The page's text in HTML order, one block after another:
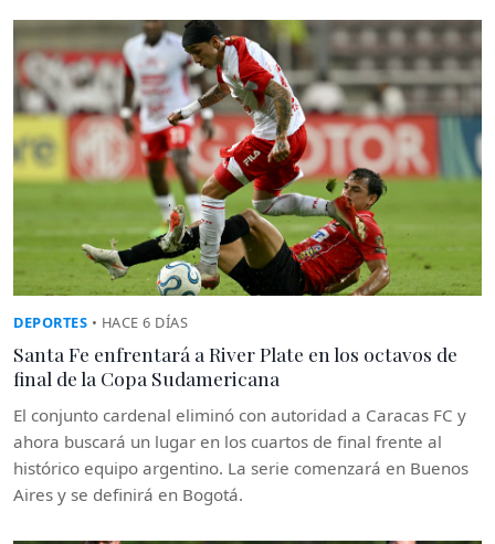
DEPORTES • HACE 6 DÍAS
Santa Fe enfrentará a River Plate en los octavos de
final de la Copa Sudamericana
El conjunto cardenal eliminó con autoridad a Caracas FC y
ahora buscará un lugar en los cuartos de final frente al
histórico equipo argentino. La serie comenzará en Buenos
Aires y se definirá en Bogotá.